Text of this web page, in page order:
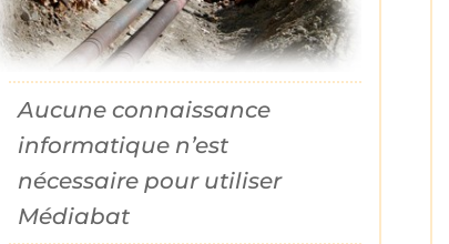
Aucune connaissance
informatique n’est
nécessaire pour utiliser
Médiabat